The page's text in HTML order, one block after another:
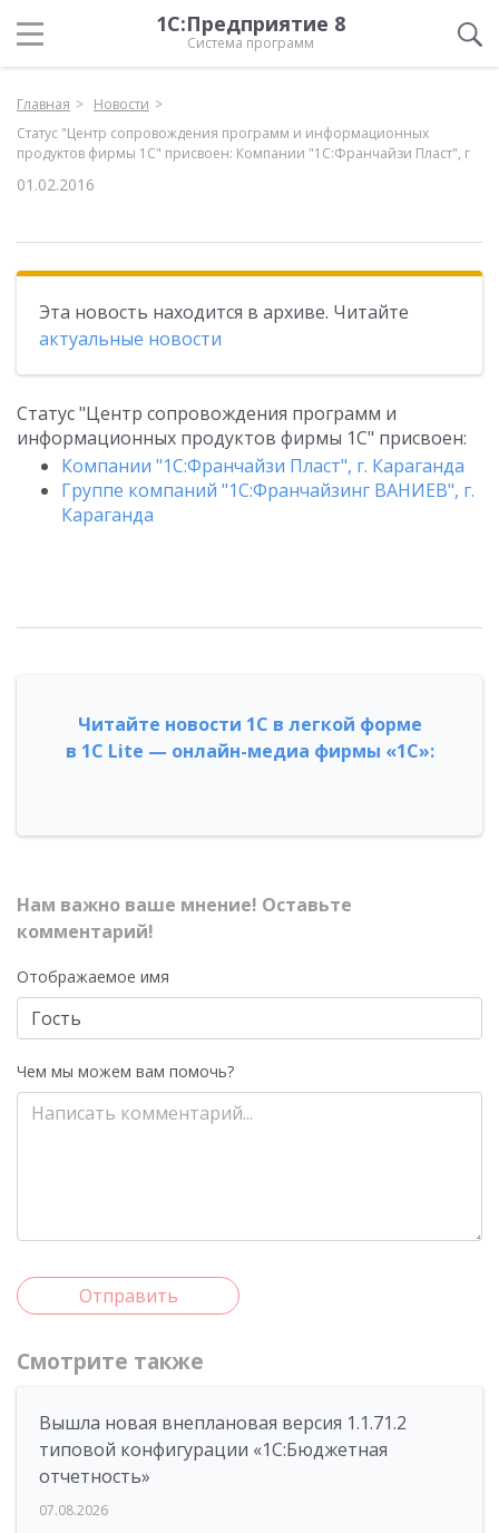
1С:Предприятие 8
Система программ
Главная
Новости
Статус "Центр сопровождения программ и информационных
продуктов фирмы 1С" присвоен: Компании "1С:Франчайзи Пласт", г
01.02.2016
Эта новость находится в архиве. Читайте
актуальные новости
Статус "Центр сопровождения программ и
информационных продуктов фирмы 1С" присвоен:
Компании "1С:Франчайзи Пласт", г. Караганда
Группе компаний "1С:Франчайзинг ВАНИЕВ", г.
Караганда
Читайте новости 1С в легкой форме
в 1С Lite — онлайн-медиа фирмы «1С»:
Нам важно ваше мнение! Оставьте
комментарий!
Отображаемое имя
Чем мы можем вам помочь?
Отправить
Смотрите также
Вышла новая внеплановая версия 1.1.71.2
типовой конфигурации «1C:Бюджетная
отчетность»
07.08.2026